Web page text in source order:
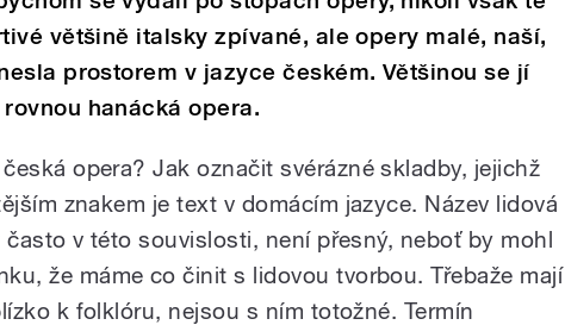
většině italsky zpívané, ale opery malé, naší,
prostorem v jazyce českém. Většinou se jí
hanácká opera.
opera? Jak označit svérázné skladby, jejichž
znakem je text v domácím jazyce. Název lidová
často v této souvislosti, není přesný, neboť by mohl
že máme co činit s lidovou tvorbou. Třebaže mají
k folklóru, nejsou s ním totožné. Termín